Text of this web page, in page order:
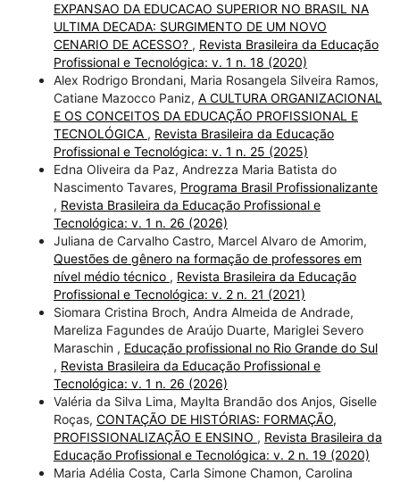
EXPANSAO DA EDUCACAO SUPERIOR NO BRASIL NA
ULTIMA DECADA: SURGIMENTO DE UM NOVO
CENARIO DE ACESSO? , Revista Brasileira da Educação
Profissional e Tecnológica: v. 1 n. 18 (2020)
Alex Rodrigo Brondani, Maria Rosangela Silveira Ramos,
Catiane Mazocco Paniz, A CULTURA ORGANIZACIONAL
E OS CONCEITOS DA EDUCAÇÃO PROFISSIONAL E
TECNOLÓGICA , Revista Brasileira da Educação
Profissional e Tecnológica: v. 1 n. 25 (2025)
Edna Oliveira da Paz, Andrezza Maria Batista do
Nascimento Tavares, Programa Brasil Profissionalizante
, Revista Brasileira da Educação Profissional e
Tecnológica: v. 1 n. 26 (2026)
Juliana de Carvalho Castro, Marcel Alvaro de Amorim,
Questões de gênero na formação de professores em
nível médio técnico , Revista Brasileira da Educação
Profissional e Tecnológica: v. 2 n. 21 (2021)
Siomara Cristina Broch, Andra Almeida de Andrade,
Mareliza Fagundes de Araújo Duarte, Mariglei Severo
Maraschin , Educação profissional no Rio Grande do Sul
, Revista Brasileira da Educação Profissional e
Tecnológica: v. 1 n. 26 (2026)
Valéria da Silva Lima, Maylta Brandão dos Anjos, Giselle
Roças, CONTAÇÃO DE HISTÓRIAS: FORMAÇÃO,
PROFISSIONALIZAÇÃO E ENSINO , Revista Brasileira da
Educação Profissional e Tecnológica: v. 2 n. 19 (2020)
Maria Adélia Costa, Carla Simone Chamon, Carolina